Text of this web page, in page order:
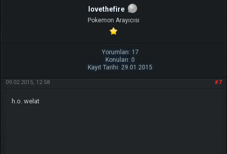
lovethefire
Pokemon Arayıcısı
Yorumları: 17
Konuları: 0
Kayıt Tarihi: 29.01.2015
#7
09.02.2015, 12:58
h.o. welat